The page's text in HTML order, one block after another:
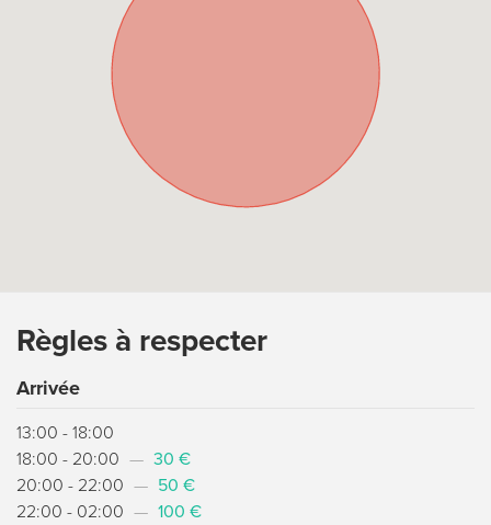
Règles à respecter
Arrivée
13:00 - 18:00
18:00 - 20:00 — 30 €
20:00 - 22:00 — 50 €
22:00 - 02:00 — 100 €